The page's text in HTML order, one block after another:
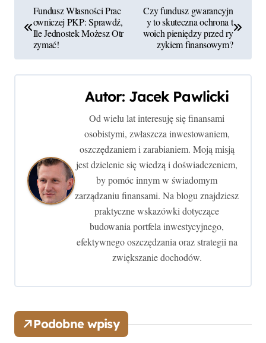
a
w
i
u
Fundusz Własności Prac
owniczej PKP: Sprawdź,
Ile Jednostek Możesz Otr
zymać!
Czy fundusz gwarancyjn
y to skuteczna ochrona t
woich pieniędzy przed ry
zykiem finansowym?
Autor: Jacek Pawlicki
Od wielu lat interesuję się finansami
osobistymi, zwłaszcza inwestowaniem,
oszczędzaniem i zarabianiem. Moją misją
jest dzielenie się wiedzą i doświadczeniem,
by pomóc innym w świadomym
zarządzaniu finansami. Na blogu znajdziesz
praktyczne wskazówki dotyczące
budowania portfela inwestycyjnego,
efektywnego oszczędzania oraz strategii na
zwiększanie dochodów.
Podobne wpisy